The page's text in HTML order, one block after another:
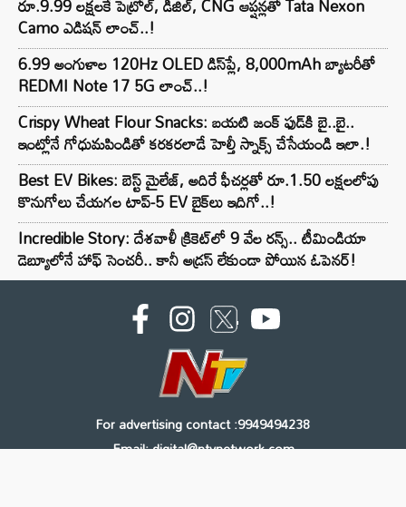
రూ.9.99 లక్షలకే పెట్రోల్, డీజిల్, CNG ఆప్షన్లతో Tata Nexon
Camo ఎడిషన్ లాంచ్..!
6.99 అంగుళాల 120Hz OLED డిస్‌ప్లే, 8,000mAh బ్యాటరీతో
REDMI Note 17 5G లాంచ్..!
Crispy Wheat Flour Snacks: బయటి జంక్ ఫుడ్‌కి బై..బై..
ఇంట్లోనే గోధుమపిండితో కరకరలాడే హెల్తీ స్నాక్స్ చేసేయండి ఇలా.!
Best EV Bikes: బెస్ట్ మైలేజ్, అదిరే ఫీచర్లతో రూ.1.50 లక్షలలోపు
కొనుగోలు చేయగల టాప్-5 EV బైక్‌లు ఇదిగో..!
Incredible Story: దేశవాళీ క్రికెట్‌లో 9 వేల రన్స్.. టీమిండియా
డెబ్యూలోనే హాఫ్ సెంచరీ.. కానీ అడ్రస్ లేకుండా పోయిన ఓపెనర్!
For advertising contact :9949494238
Email: digital@ntvnetwork.com